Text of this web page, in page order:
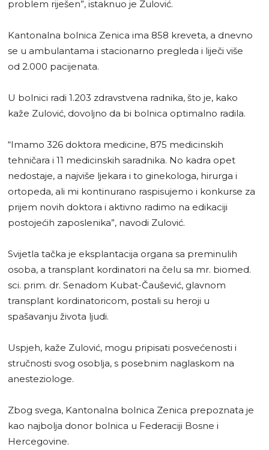
problem riješen”, istaknuo je Zulović.
Kantonalna bolnica Zenica ima 858 kreveta, a dnevno
se u ambulantama i stacionarno pregleda i liječi više
od 2.000 pacijenata.
U bolnici radi 1.203 zdravstvena radnika, što je, kako
kaže Zulović, dovoljno da bi bolnica optimalno radila.
“Imamo 326 doktora medicine, 875 medicinskih
tehničara i 11 medicinskih saradnika. No kadra opet
nedostaje, a najviše ljekara i to ginekologa, hirurga i
ortopeda, ali mi kontinurano raspisujemo i konkurse za
prijem novih doktora i aktivno radimo na edikaciji
postojećih zaposlenika”, navodi Zulović.
Svijetla tačka je eksplantacija organa sa preminulih
osoba, a transplant kordinatori na čelu sa mr. biomed.
sci. prim. dr. Senadom Kubat-Čaušević, glavnom
transplant kordinatoricom, postali su heroji u
spašavanju života ljudi.
Uspjeh, kaže Zulović, mogu pripisati posvećenosti i
stručnosti svog osoblja, s posebnim naglaskom na
anesteziologe.
Zbog svega, Kantonalna bolnica Zenica prepoznata je
kao najbolja donor bolnica u Federaciji Bosne i
Hercegovine.